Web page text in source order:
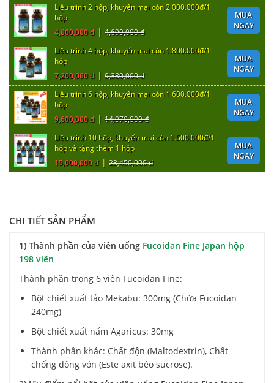
Liệu trình 2 hộp, khuyến mại còn 2.000.000đ/1
hộp
4,000,000 đ| 4,690,000 đ
MUA
NGAY
Liệu trình 4 hộp, khuyến mại còn 1.800.000đ/1
hộp
7,200,000 đ| 9,380,000 đ
MUA
NGAY
Liệu trình 6 hộp, khuyến mại còn 1.600.000đ/1
hộp
9,600,000 đ| 14,070,000 đ
MUA
NGAY
Liệu trình 10 hộp, khuyến mại còn 1.500.000đ/1
hộp và tặng thêm 1 hộp
15,000,000 đ| 23,450,000 đ
MUA
NGAY
CHI TIẾT SẢN PHẨM
1) Thành phần của viên uống Fucoidan Fine Japan hộp
198 viên
Thành phần trong 6 viên Fucoidan Fine:
Bột chiết xuất tảo Mekabu: 300mg (Chứa Fucoidan
240mg)
Bột chiết xuất nấm Agaricus: 30mg
Thành phần khác: Chất độn (Maltodextrin), Chất
chống đông vón (Este axit béo sucrose).